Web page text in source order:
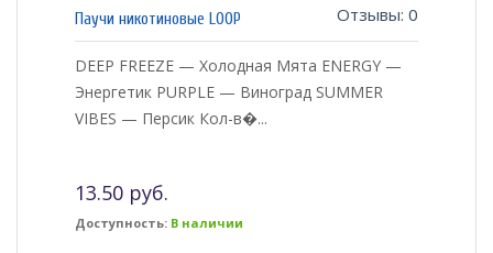
Отзывы: 0
Паучи никотиновые LOOP
DEEP FREEZE — Холодная Мята ENERGY —
Энергетик PURPLE — Виноград SUMMER
VIBES — Персик Кол-в�...
13.50 руб.
Доступность: В наличии